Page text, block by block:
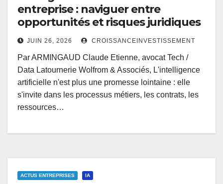
entreprise : naviguer entre
opportunités et risques juridiques
JUIN 26, 2026 CROISSANCEINVESTISSEMENT
Par ARMINGAUD Claude Etienne, avocat Tech /
Data Latournerie Wolfrom & Associés, L'intelligence
artificielle n'est plus une promesse lointaine : elle
s'invite dans les processus métiers, les contrats, les
ressources…
ACTUS ENTREPRISES IA